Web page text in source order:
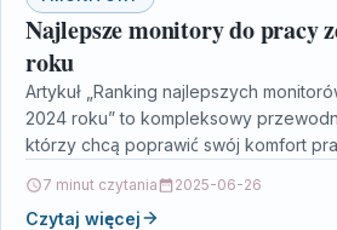
Najlepsze monitory do pracy
roku
Artykuł „Ranking najlepszych
2024 roku” to kompleksowy
którzy chcą poprawić swój komfort
7 minut czytania 2025-06-26
Czytaj więcej